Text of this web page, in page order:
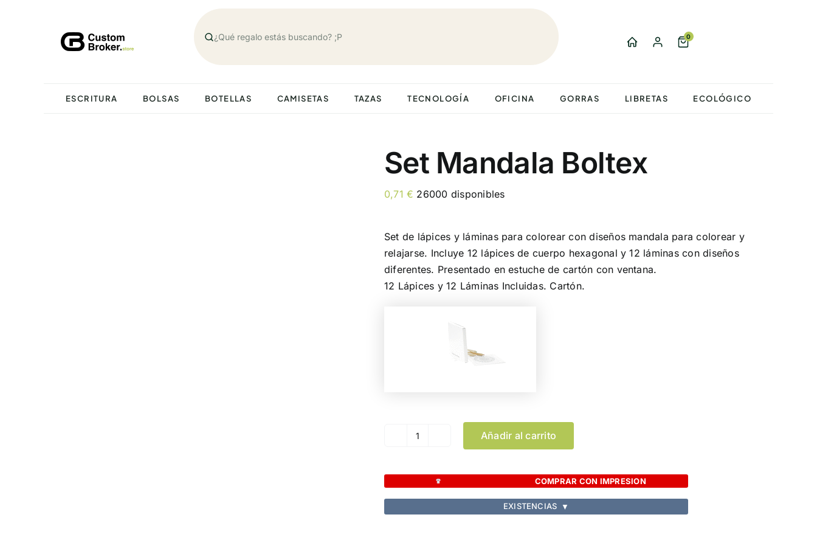
0
ESCRITURA BOLSAS BOTELLAS CAMISETAS TAZAS TECNOLOGÍA OFICINA GORRAS LIBRETAS ECOLÓGICO
Set Mandala Boltex
0,71€ 26000 disponibles
Set de lápices y láminas para colorear con diseños mandala para colorear y
relajarse. Incluye 12 lápices de cuerpo hexagonal y 12 láminas con diseños
diferentes. Presentado en estuche de cartón con ventana.
12 Lápices y 12 Láminas Incluidas. Cartón.
Set
Boltex
cantidad
Añadir al carrito
COMPRAR CON IMPRESION
EXISTENCIAS ▼